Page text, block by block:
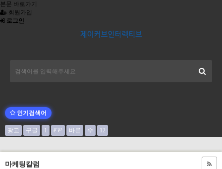
본문 바로가기
회원가입
로그인
인기검색어
광고 구글 1 ê´ê³ 바른 수 12
마케팅칼럼